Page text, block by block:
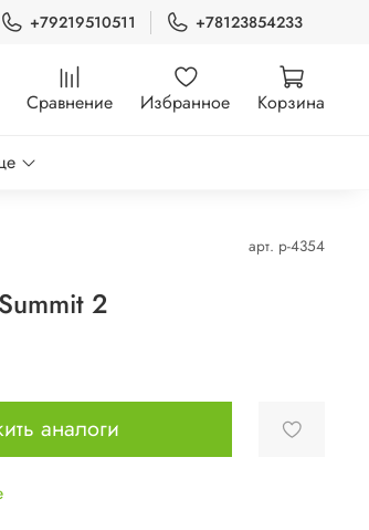
+79219510511 +78123854233
Сравнение Избранное Корзина
арт. p-4354
2
аналоги